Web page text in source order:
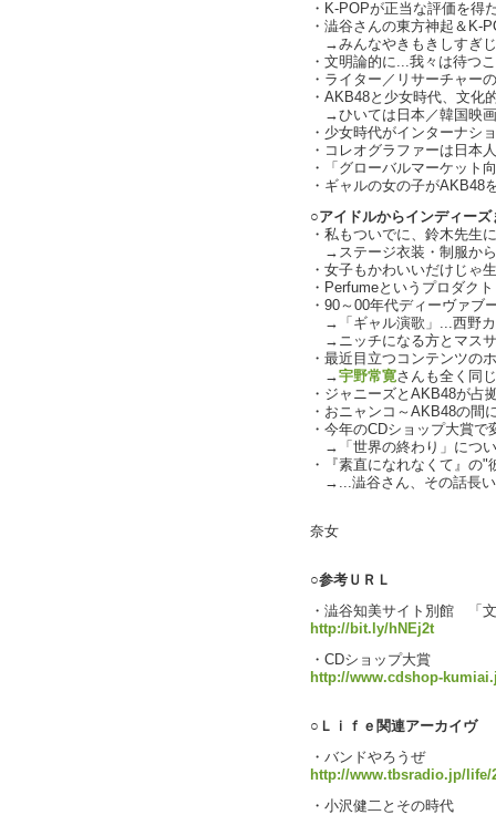
・K-POPが正当な評価を得
・澁谷さんの東方神起＆K-
→みんなやきもきしすぎ
・文明論的に...我々は待つ
・ライター／リサーチャーの
・AKB48と少女時代、文化
→ひいては日本／韓国映
・少女時代がインターナシ
・コレオグラファーは日本
・「グローバルマーケット
・ギャルの女の子がAKB48
○アイドルからインディー
・私もついでに、鈴木先生
→ステージ衣装・制服か
・女子もかわいいだけじゃ
・Perfumeというプロダク
・90～00年代ディーヴァブ
→「ギャル演歌」...西野カ
→ニッチになる方とマス
・最近目立つコンテンツの
→宇野常寛さんも全く同
・ジャニーズとAKB48が占
・おニャンコ～AKB48の間
・今年のCDショップ大賞
→「世界の終わり」につ
・『素直になれなくて』の
→...澁谷さん、その話長い
奈女
○参考ＵＲＬ
・澁谷知美サイト別館 「
http://bit.ly/hNEj2t
・CDショップ大賞
http://www.cdshop-
○Ｌｉｆｅ関連アーカイヴ
・バンドやろうぜ
http://www.tbsradio.jp/life/
・小沢健二とその時代